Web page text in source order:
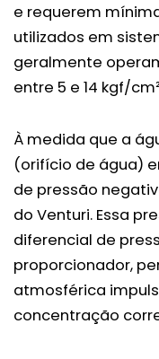
e requerem
utilizados em
geralmente
entre 5 e 14 kgf/
À medida que a
(orifício de água)
de pressão
do Venturi. Essa
diferencial de
proporcionador,
atmosférica
concentração